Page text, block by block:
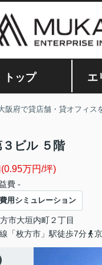
トップ エ
阪府で貸店舗・貸オフィス
ビル ５階
万円/坪)
費 -
用シミュレーション
市大垣内町２丁目
「枚方市」駅徒歩7分